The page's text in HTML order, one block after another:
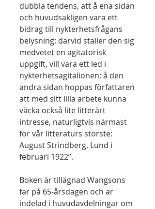
dubbla tendens, att å ena sidan
och huvudsakligen vara ett
bidrag till nykterhetsfrågans
belysning: därvid ställer den sig
medvetet en agitatorisk
uppgift, vill vara ett led i
nykterhetsagitalionen; å den
andra sidan hoppas författaren
att med sitt lilla arbete kunna
väcka också lite litterärt
intresse, naturligtvis närmast
för vår litteraturs störste:
August Strindberg. Lund i
februari 1922”.
Boken är tillägnad Wangsons
far på 65-årsdagen och är
indelad i huvudavdelningar om